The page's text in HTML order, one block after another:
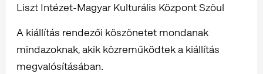
Liszt Intézet-Magyar Kulturális Központ Szöul
A kiállítás rendezői köszönetet mondanak
mindazoknak, akik közreműködtek a kiállítás
megvalósításában.